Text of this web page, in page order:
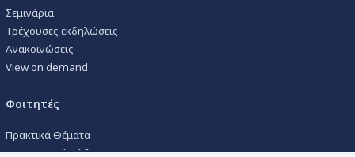
Σεμινάρια
Τρέχουσες εκδηλώσεις
Ανακοινώσεις
View on demand
Φοιτητές
Πρακτικά Θέματα
Οικονομικοί Κώδικες